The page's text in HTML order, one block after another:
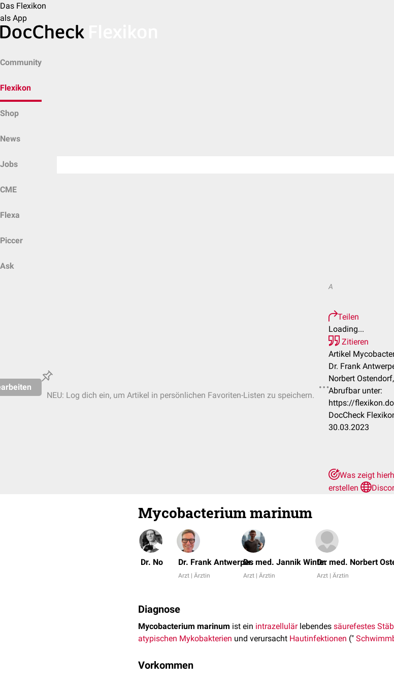
Das Flexikon
als App
Community
Flexikon
Shop
News
Jobs
CME
Flexa
Piccer
Ask
NEU: Log dich ein, um Artikel in persönlichen Favoriten-Listen zu speichern.
A
Teilen
Loading...
Zitieren
Artikel
Dr. Frank
Norbert
Abrufbar unter:
https://
DocCheck
30.03.2023
Was zeigt
erstellen
Mycobacterium marinum
Dr. No Dr. Frank Antwerpes
Arzt | Ärztin
Dr. med. Jannik Winter
Arzt | Ärztin
Dr. med. Norbert
Arzt | Ärztin
Diagnose
Mycobacterium marinum ist ein intrazellulärlebendes säurefestes
atypischen Mykobakterien und verursacht Hautinfektionen ("
Vorkommen